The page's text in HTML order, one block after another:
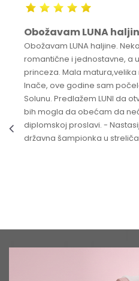
Obožavam LUNA
Obožavam LUNA haljine.
romantične i jednostavne, a
princeza. Mala matura,velika
Inače, ove godine sam
Solunu. Predlažem LUNI da
bih mogla da obećam da
diplomskoj proslavi. -
državna šampionka u